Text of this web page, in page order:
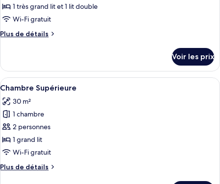
ce
type
chambre :
patio
1 très grand lit et 1 lit double
Wi-Fi gratuit
Plus de détails
Plus
le
type
de
Suite
Supérieure,
Voir les prix
Afficher
toutes
les
photos
pour
ce
type
chambre :
Une chambre à coucher avec un lit,
14
Chambre Supérieure
30 m²
1 chambre
2 personnes
1 grand lit
Wi-Fi gratuit
Plus de détails
Plus